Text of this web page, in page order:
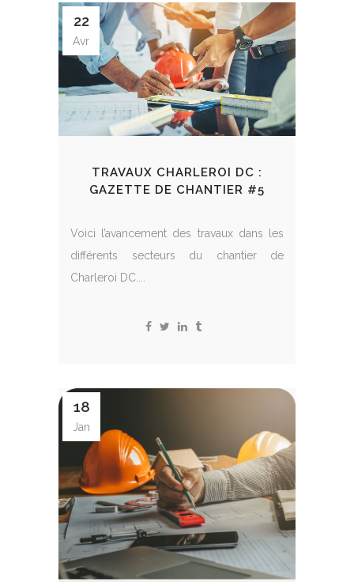
22
Avr
TRAVAUX CHARLEROI DC :
GAZETTE DE CHANTIER #5
Voici l’avancement des travaux dans les
différents secteurs du chantier de
Charleroi DC....
18
Jan